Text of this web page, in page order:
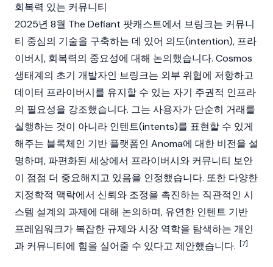
회복력 있는 커뮤니티
2025년 8월 The Defiant 팟캐스트에서 브링크는 커뮤니
티 중심의 기술을 구축하는 데 있어 의도(intention), 프라
이버시, 회복력의 중요성에 대해 논의했습니다. Cosmos
생태계의 초기 개발자인 브링크는 외부 위협에 저항하고
데이터 프라이버시를 유지할 수 있는 자기 주권적 인프라
의 필요성을 강조했습니다. 그는 사용자가 단순히 거래를
실행하는 것이 아니라 인텐트(intents)를 표현할 수 있게
해주는 블록체인 기반 플랫폼인 Anoma에 대한 비전을 설
명하며, 파편화된 세상에서 프라이버시와 커뮤니티 보안
이 점점 더 중요해지고 있음을 인정했습니다. 또한 다양한
지정학적 맥락에서 신뢰와 조정을 촉진하는 직관적인 시
스템 설계의 과제에 대해 논의하며, 유연한 인텐트 기반
프레임워크가 복잡한 규제와 시장 역학을 탐색하는 개인
과 커뮤니티에 힘을 실어줄 수 있다고 제안했습니다. [7]